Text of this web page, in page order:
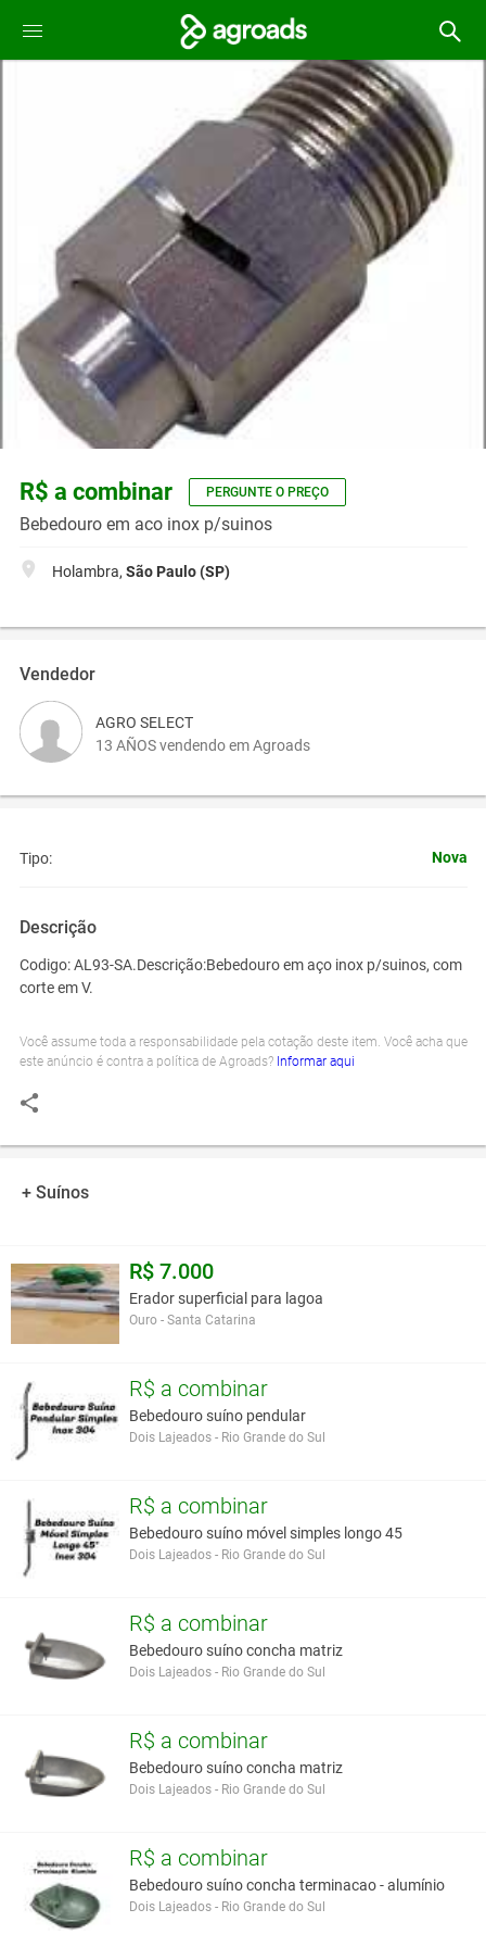
R$ a combinar PERGUNTE O PREÇO
Bebedouro em aco inox p/suinos
Holambra, São Paulo (SP)
Vendedor
AGRO SELECT
13 AÑOS vendendo em Agroads
Tipo: Nova
Descrição
Codigo:AL93-SA.Descrição:Bebedouro em aço inox p/suinos, com
corte em V.
Você assume toda a responsabilidade pela cotação deste item. Você acha que
este anúncio é contra a política de Agroads? Informar aqui
+ Suínos
R$ 7.000
Erador superficial para lagoa
Ouro - Santa Catarina
R$ a combinar
Bebedouro suíno pendular
Dois Lajeados - Rio Grande do Sul
R$ a combinar
Bebedouro suíno móvel simples longo 45
Dois Lajeados - Rio Grande do Sul
R$ a combinar
Bebedouro suíno concha matriz
Dois Lajeados - Rio Grande do Sul
R$ a combinar
Bebedouro suíno concha matriz
Dois Lajeados - Rio Grande do Sul
R$ a combinar
Bebedouro suíno concha terminacao - alumínio
Dois Lajeados - Rio Grande do Sul